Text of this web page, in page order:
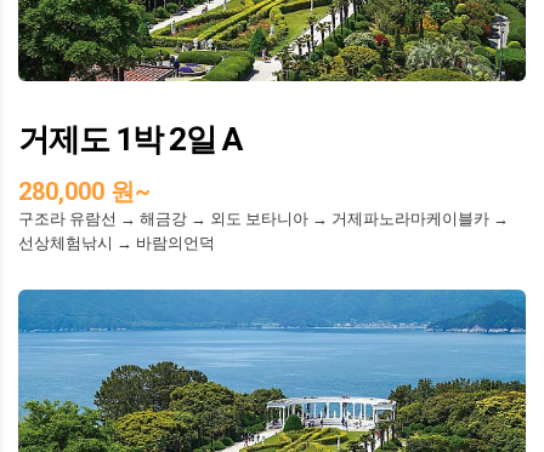
거제도 1박 2일 A
280,000 원~
구조라 유람선 → 해금강 → 외도 보타니아 → 거제파노라마케이블카 →
선상체험낚시 → 바람의언덕